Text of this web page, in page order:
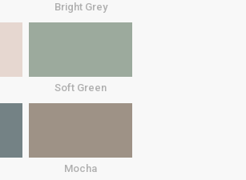
Bright Grey
Soft Green
Mocha